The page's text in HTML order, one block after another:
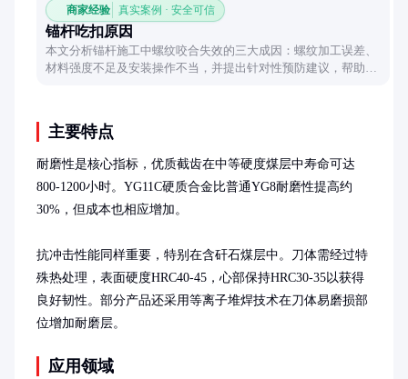
商家经验 真实案例 · 安全可信
锚杆吃扣原因
本文分析锚杆施工中螺纹咬合失效的三大成因：螺纹加工误差、
材料强度不足及安装操作不当，并提出针对性预防建议，帮助避
主要特点
耐磨性是核心指标，优质截齿在中等硬度煤层中寿命可达
800-1200小时。YG11C硬质合金比普通YG8耐磨性提高约
30%，但成本也相应增加。
抗冲击性能同样重要，特别在含矸石煤层中。刀体需经过特
殊热处理，表面硬度HRC40-45，心部保持HRC30-35以获得
良好韧性。部分产品还采用等离子堆焊技术在刀体易磨损部
位增加耐磨层。
应用领域